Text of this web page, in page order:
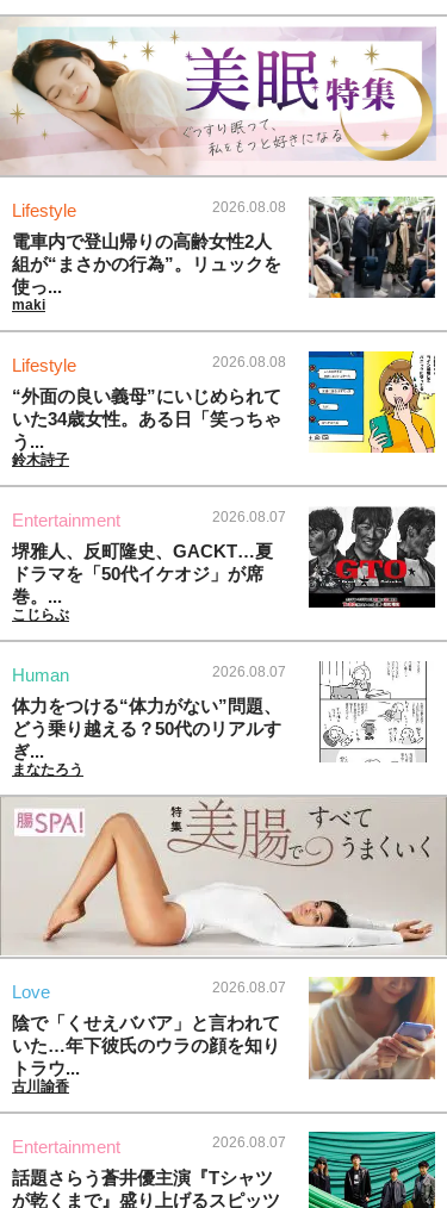
Lifestyle 2026.08.08
電車内で登山帰りの高齢女性2人
組が“まさかの行為”。リュックを
使っ...
maki
Lifestyle 2026.08.08
“外面の良い義母”にいじめられて
いた34歳女性。ある日「笑っちゃ
う...
鈴木詩子
Entertainment 2026.08.07
堺雅人、反町隆史、GACKT…夏
ドラマを「50代イケオジ」が席
巻。...
こじらぶ
Human 2026.08.07
体力をつける“体力がない”問題、
どう乗り越える？50代のリアルす
ぎ...
まなたろう
Love 2026.08.07
陰で「くせえババア」と言われて
いた…年下彼氏のウラの顔を知り
トラウ...
古川諭香
Entertainment 2026.08.07
話題さらう蒼井優主演『Tシャツ
が乾くまで』盛り上げるスピッツ